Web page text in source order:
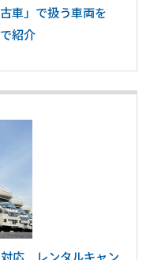
車」で扱う車両を
紹介
対応 レンタルキャン